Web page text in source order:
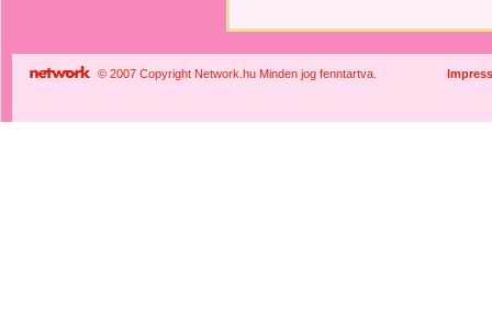
© 2007 Copyright Network.hu Minden jog fenntartva.